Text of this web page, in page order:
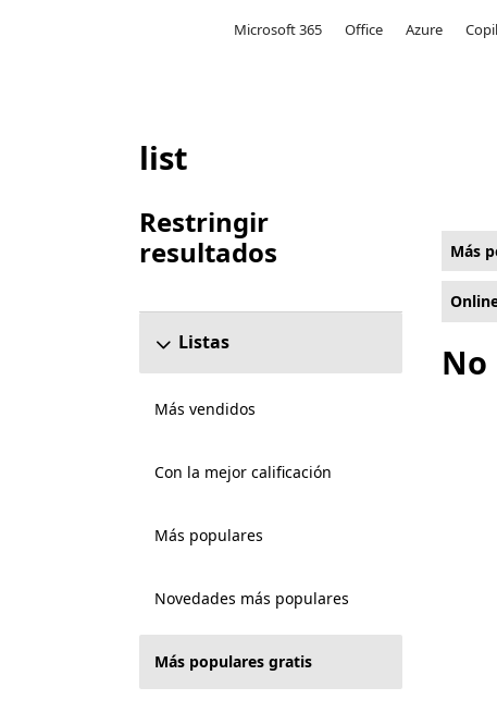
Microsoft 365 Office Azure
Lista Microsoft.com
list
Restringir
resultados
Omitir la sección para restringir resultados
Listas
Más vendidos
Con la mejor calificación
Más populares
Novedades más populares
Más populares gratis
Más